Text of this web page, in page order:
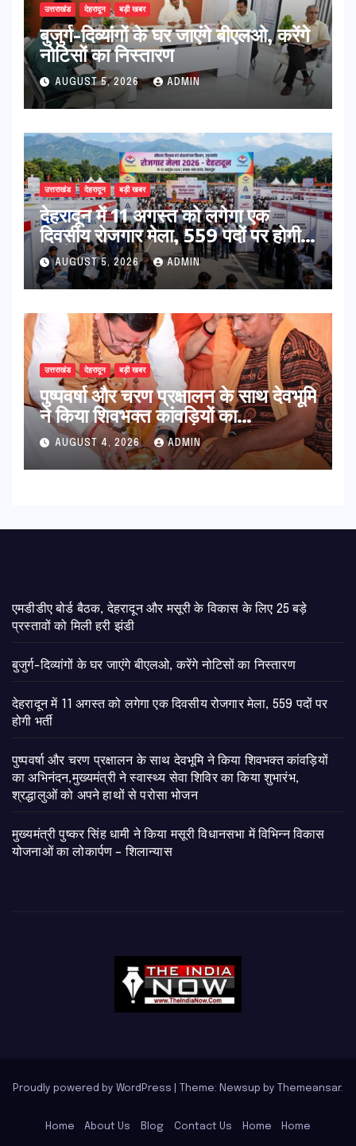
उत्तराखंड देहरादून बड़ी खबर
बुजुर्ग-दिव्यांगों के घर जाएंगे बीएलओ, करेंगे
नोटिसों का निस्तारण
AUGUST 5, 2026 ADMIN
उत्तराखंड देहरादून बड़ी खबर
​देहरादून में 11 अगस्त को लगेगा एक
दिवसीय रोजगार मेला, 559 पदों पर होगी
भर्तीAUGUST 5, 2026 ADMIN
उत्तराखंड देहरादून बड़ी खबर
पुष्पवर्षा और चरण प्रक्षालन के साथ देवभूमि
ने किया शिवभक्त कांवड़ियों का
अभिनंदन,मुख्यमंत्री ने स्वास्थ्य सेवा शिविर
का किया शुभारंभ, श्रद्धालुओं को अपने
हाथों से परोसा भोजन
AUGUST 4, 2026 ADMIN
एमडीडीए बोर्ड बैठक, देहरादून और मसूरी के विकास के लिए 25 बड़े
प्रस्तावों को मिली हरी झंडी
बुजुर्ग-दिव्यांगों के घर जाएंगे बीएलओ, करेंगे नोटिसों का निस्तारण
​देहरादून में 11 अगस्त को लगेगा एक दिवसीय रोजगार मेला, 559 पदों पर
होगी भर्ती
पुष्पवर्षा और चरण प्रक्षालन के साथ देवभूमि ने किया शिवभक्त कांवड़ियों
का अभिनंदन,मुख्यमंत्री ने स्वास्थ्य सेवा शिविर का किया शुभारंभ,
श्रद्धालुओं को अपने हाथों से परोसा भोजन
मुख्यमंत्री पुष्कर सिंह धामी ने किया मसूरी विधानसभा में विभिन्न विकास
योजनाओं का लोकार्पण – शिलान्यास
Proudly powered by WordPress Theme: Newsup by Themeansar.
Home About Us Blog Contact Us Home Home